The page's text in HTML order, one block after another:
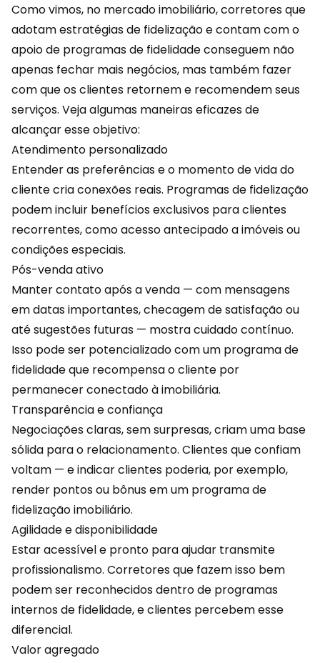
Como vimos, no mercado imobiliário, corretores que
adotam estratégias de fidelização e contam com o
apoio de programas de fidelidade conseguem não
apenas fechar mais negócios, mas também fazer
com que os clientes retornem e recomendem seus
serviços. Veja algumas maneiras eficazes de
alcançar esse objetivo:
Atendimento personalizado
Entender as preferências e o momento de vida do
cliente cria conexões reais. Programas de fidelização
podem incluir benefícios exclusivos para clientes
recorrentes, como acesso antecipado a imóveis ou
condições especiais.
Pós-venda ativo
Manter contato após avenda — com mensagens
em datas importantes, checagem de satisfação ou
até sugestões futuras — mostra cuidado contínuo.
Isso pode ser potencializado com um programa de
fidelidade que recompensa o cliente por
permanecer conectado à imobiliária.
Transparência e confiança
Negociações claras, sem surpresas, criam uma base
sólida para o relacionamento. Clientes que confiam
voltam — e indicar clientes poderia, por exemplo,
render pontos ou bônus em um programa de
fidelização imobiliário.
Agilidade e disponibilidade
Estar acessível e pronto para ajudar transmite
profissionalismo. Corretores que fazem isso bem
podem ser reconhecidos dentro de programas
internos de fidelidade, e clientes percebem esse
diferencial.
Valor agregado